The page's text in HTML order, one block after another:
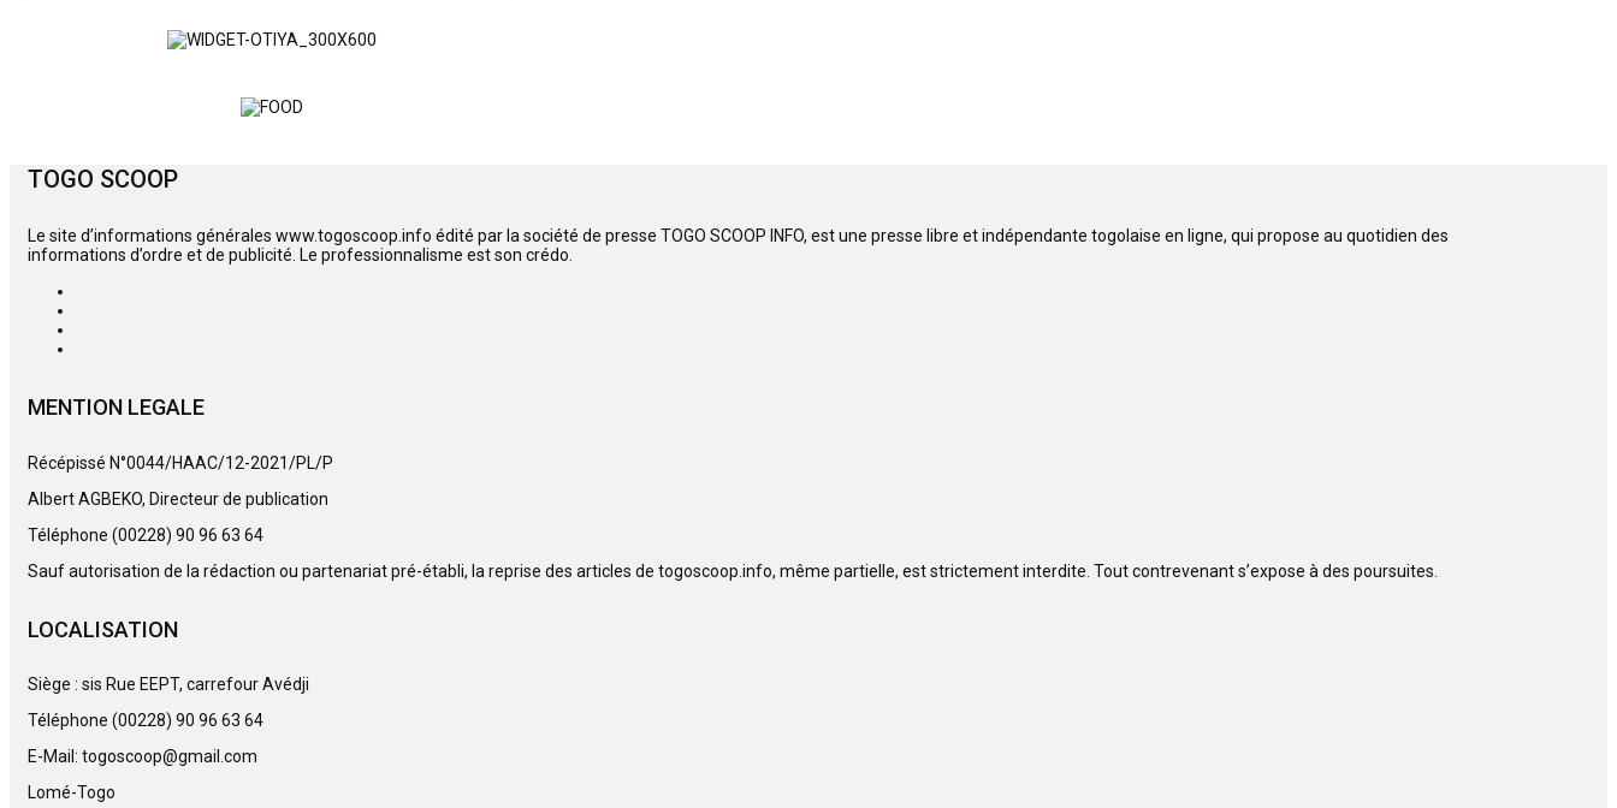
TOGO SCOOP
Le site d’informations générales www.togoscoop.info édité par la société de presse TOGO SCOOP INFO, est une presse libre et indépendante togolaise en ligne, qui propose au quotidien des
informations d’ordre et de publicité. Le professionnalisme est son crédo.
MENTION LEGALE
Récépissé N°0044/HAAC/12-2021/PL/P
Albert AGBEKO, Directeur de publication
Téléphone (00228) 90 96 63 64
Sauf autorisation de la rédaction ou partenariat pré-établi, la reprise des articles de togoscoop.info, même partielle, est strictement interdite. Tout contrevenant s’expose à des poursuites.
LOCALISATION
Siège : sis Rue EEPT, carrefour Avédji
Téléphone (00228) 90 96 63 64
E-Mail: togoscoop@gmail.com
Lomé-Togo